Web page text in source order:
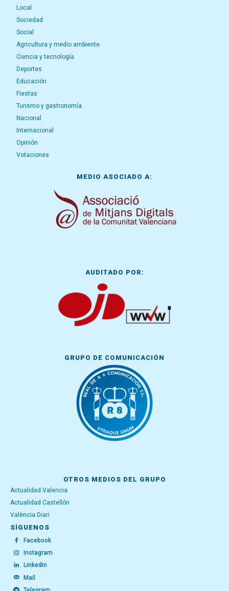
Local
Sociedad
Social
Agricultura y medio ambiente
Ciencia y tecnología
Deportes
Educación
Fiestas
Turismo y gastronomía
Nacional
Internacional
Opinión
Votaciones
MEDIO ASOCIADO A:
AUDITADO POR:
GRUPO DE COMUNICACIÓN
OTROS MEDIOS DEL GRUPO
Actualidad Valencia
Actualidad Castellón
València Diari
SÍGUENOS
Facebook
Instagram
Linkedin
Mail